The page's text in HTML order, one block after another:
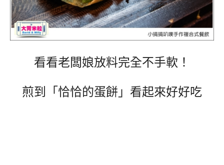
看看老闆娘放料完全不手軟！
煎到「恰恰的蛋餅」看起來好好吃